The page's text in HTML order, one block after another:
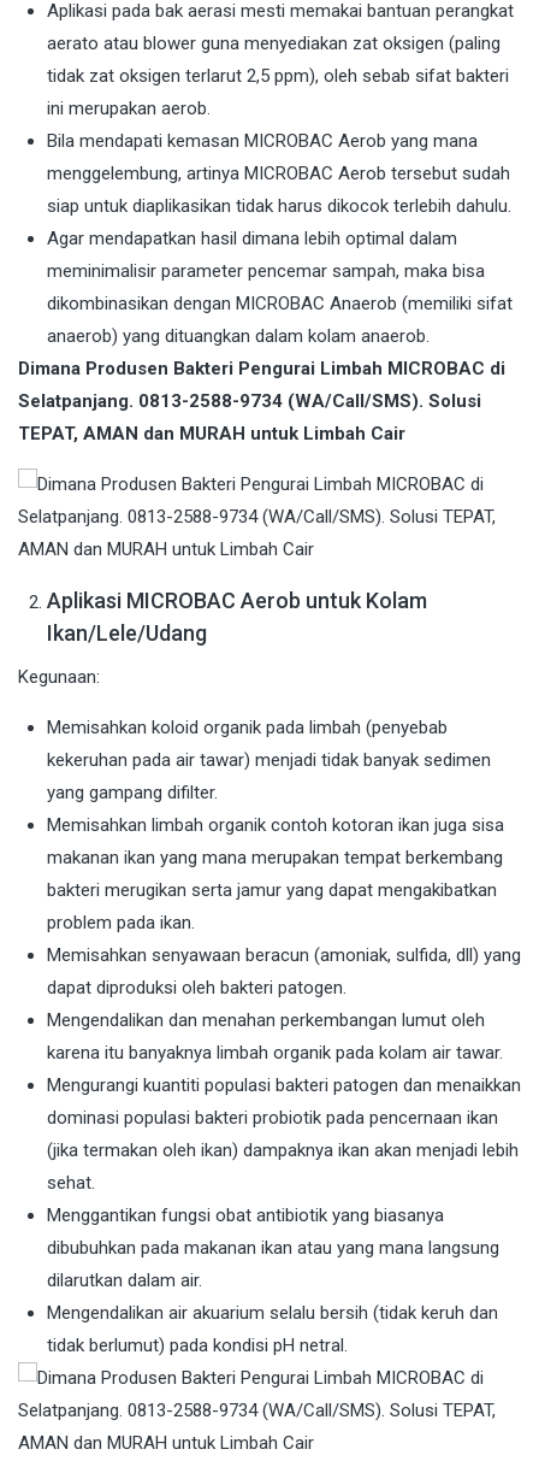
Aplikasi pada bak aerasi mesti memakai bantuan perangkat
aerato atau blower guna menyediakan zat oksigen (paling
tidak zat oksigen terlarut 2,5 ppm), oleh sebab sifat bakteri
ini merupakan aerob.
Bila mendapati kemasan MICROBAC Aerob yang mana
menggelembung, artinya MICROBAC Aerob tersebut sudah
siap untuk diaplikasikan tidak harus dikocok terlebih dahulu.
Agar mendapatkan hasil dimana lebih optimal dalam
meminimalisir parameter pencemar sampah, maka bisa
dikombinasikan dengan MICROBAC Anaerob (memiliki sifat
anaerob) yang dituangkan dalam kolam anaerob.
Dimana Produsen Bakteri Pengurai Limbah MICROBAC di
Selatpanjang. 0813-2588-9734 (WA/Call/SMS). Solusi
TEPAT, AMAN dan MURAH untuk Limbah Cair
Aplikasi MICROBAC Aerob untuk Kolam
Ikan/Lele/Udang
Kegunaan:
Memisahkan koloid organik pada limbah (penyebab
kekeruhan pada air tawar) menjadi tidak banyak sedimen
yang gampang difilter.
Memisahkan limbah organik contoh kotoran ikan juga sisa
makanan ikan yang mana merupakan tempat berkembang
bakteri merugikan serta jamur yang dapat mengakibatkan
problem pada ikan.
Memisahkan senyawaan beracun (amoniak, sulfida, dll) yang
dapat diproduksi oleh bakteri patogen.
Mengendalikan dan menahan perkembangan lumut oleh
karena itu banyaknya limbah organik pada kolam air tawar.
Mengurangi kuantiti populasi bakteri patogen dan menaikkan
dominasi populasi bakteri probiotik pada pencernaan ikan
(jika termakan oleh ikan) dampaknya ikan akan menjadi lebih
sehat.
Menggantikan fungsi obat antibiotik yang biasanya
dibubuhkan pada makanan ikan atau yang mana langsung
dilarutkan dalam air.
Mengendalikan air akuarium selalu bersih (tidak keruh dan
tidak berlumut) pada kondisi pH netral.